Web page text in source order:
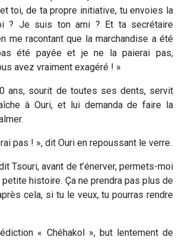
toi, de ta propre initiative, tu envoies la
? Je suis ton ami ? Et ta secrétaire
me racontant que la marchandise a été
été payée et je ne la paierai pas,
avez vraiment exagéré ! »
ans, sourit de toutes ses dents, servit
à Ouri, et lui demanda de faire la
pas ! », dit Ouri en repoussant le verre.
Tsouri, avant de t’énerver, permets-moi
histoire. Ça ne prendra pas plus de
cela, si tu le veux, tu pourras rendre
« Chéhakol », but lentement de